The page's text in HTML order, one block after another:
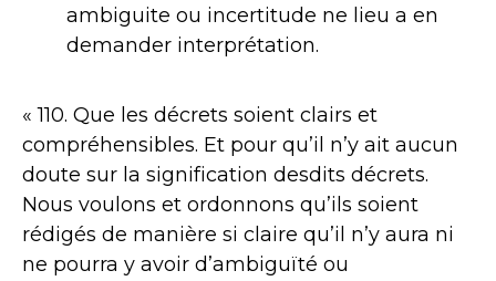
ambiguite ou incertitude ne lieu a en
demander interprétation.
« 110. Que les décrets soient clairs et
compréhensibles. Et pour qu’il n’y ait aucun
doute sur la signification desdits décrets.
Nous voulons et ordonnons qu’ils soient
rédigés de manière si claire qu’il n’y aura ni
ne pourra y avoir d’ambiguïté ou